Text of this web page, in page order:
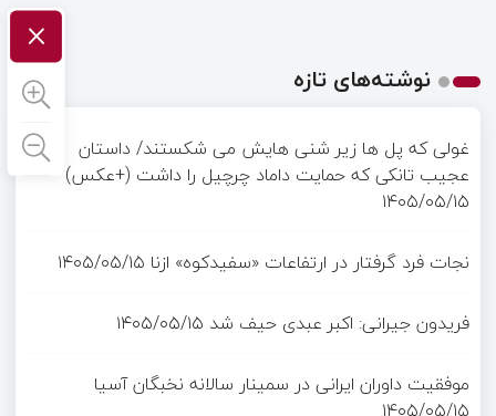
نوشته‌های تازه
غولی که پل ها زیر شنی هایش می شکستند/ داستان
عجیب تانکی که حمایت داماد چرچیل را داشت (+عکس)
۱۴۰۵/۰۵/۱۵
نجات فرد گرفتار در ارتفاعات «سفیدکوه» ازنا ۱۴۰۵/۰۵/۱۵
فریدون جیرانی: اکبر عبدی حیف شد ۱۴۰۵/۰۵/۱۵
موفقیت داوران ایرانی در سمینار سالانه نخبگان آسیا
×